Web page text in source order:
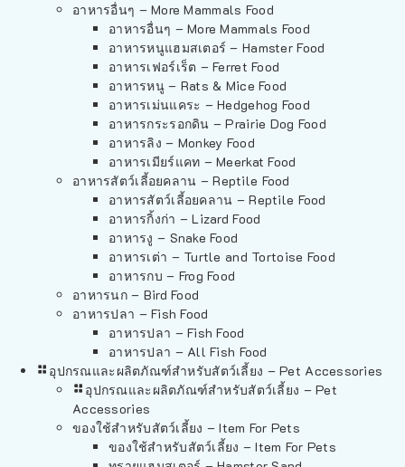
อาหารอื่นๆ – More Mammals Food
อาหารอื่นๆ – More Mammals Food
อาหารหนูแฮมสเตอร์ – Hamster Food
อาหารเฟอร์เร็ต – Ferret Food
อาหารหนู – Rats & Mice Food
อาหารเม่นแคระ – Hedgehog Food
อาหารกระรอกดิน – Prairie Dog Food
อาหารลิง – Monkey Food
อาหารเมียร์แคท – Meerkat Food
อาหารสัตว์เลี้อยคลาน – Reptile Food
อาหารสัตว์เลี้อยคลาน – Reptile Food
อาหารกิ้งก่า – Lizard Food
อาหารงู – Snake Food
อาหารเต่า – Turtle and Tortoise Food
อาหารกบ – Frog Food
อาหารนก – Bird Food
อาหารปลา – Fish Food
อาหารปลา – Fish Food
อาหารปลา – All Fish Food
อุปกรณและผลิตภัณฑ์สำหรับสัตว์เลี้ยง – Pet Accessories
อุปกรณและผลิตภัณฑ์สำหรับสัตว์เลี้ยง – Pet
Accessories
ของใช้สำหรับสัตว์เลี้ยง – Item For Pets
ของใช้สำหรับสัตว์เลี้ยง – Item For Pets